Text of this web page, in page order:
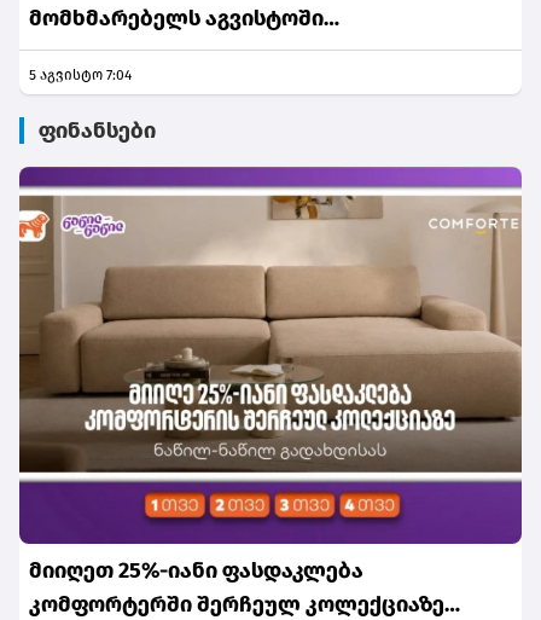
მომხმარებელს აგვისტოში
განსაკუთრებული შეთავაზებები მოუმზადა
5 აგვისტო 7:04
ფინანსები
მიიღეთ 25%-იანი ფასდაკლება
კომფორტერში შერჩეულ კოლექციაზე